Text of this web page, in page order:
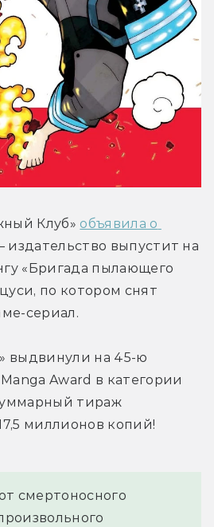
Клуб» объявила о
издательство выпустит на
«Бригада пылающего
по котором снят
сериал.
выдвинули на 45-ю
Award в категории
тираж
миллионов копий!
смертоносного